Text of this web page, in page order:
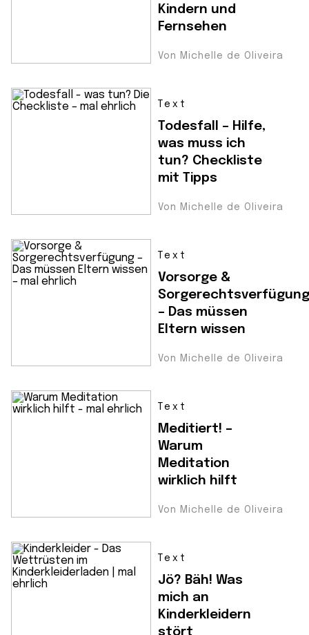
Kindern und
Fernsehen
Von Michelle de Oliveira
Text
Todesfall – Hilfe,
was muss ich
tun? Checkliste
mit Tipps
Von Michelle de Oliveira
Text
Vorsorge &
Sorgerechtsverfügung
– Das müssen
Eltern wissen
Von Michelle de Oliveira
Text
Meditiert! –
Warum
Meditation
wirklich hilft
Von Michelle de Oliveira
Text
Jö? Bäh! Was
mich an
Kinderkleidern
stört